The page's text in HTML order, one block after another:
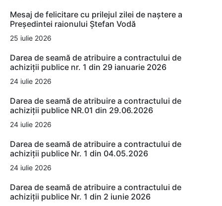
Mesaj de felicitare cu prilejul zilei de naștere a
Președintei raionului Ștefan Vodă
25 iulie 2026
Darea de seamă de atribuire a contractului de
achiziții publice nr. 1 din 29 ianuarie 2026
24 iulie 2026
Darea de seamă de atribuire a contractului de
achiziții publice NR.01 din 29.06.2026
24 iulie 2026
Darea de seamă de atribuire a contractului de
achiziții publice Nr. 1 din 04.05.2026
24 iulie 2026
Darea de seamă de atribuire a contractului de
achiziții publice Nr. 1 din 2 iunie 2026